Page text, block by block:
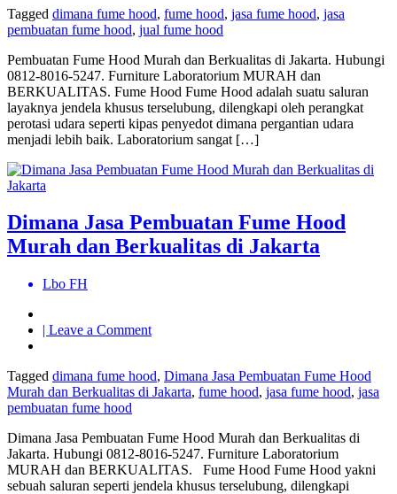
Hood
Murah
Berkualitas
di
Jakarta
Tagged dimana fume hood, fume hood, jasa fume hood, jasa
pembuatan fume hood, jual fume hood
Pembuatan Fume Hood Murah dan Berkualitas di Jakarta. Hubungi
0812-8016-5247. Furniture Laboratorium MURAH dan
BERKUALITAS. Fume Hood Fume Hood adalah suatu saluran
layaknya jendela khusus terselubung, dilengkapi oleh perangkat
perotasi udara seperti kipas penyedot dimana pergantian udara
menjadi lebih baik. Laboratorium sangat […]
Dimana Jasa Pembuatan Fume Hood
Murah dan Berkualitas di Jakarta
Lbo FH
| Leave a Commenton
Pembuatan
Fume
dan
Berkualitas
di
Jakarta
Tagged dimana fume hood, Dimana Jasa Pembuatan Fume Hood
Murah dan Berkualitas di Jakarta, fume hood, jasa fume hood, jasa
pembuatan fume hood
Dimana Jasa Pembuatan Fume Hood Murah dan Berkualitas di
Jakarta. Hubungi 0812-8016-5247. Furniture Laboratorium
MURAH dan BERKUALITAS. Fume Hood Fume Hood yakni
sebuah saluran seperti jendela khusus terselubung, dilengkapi